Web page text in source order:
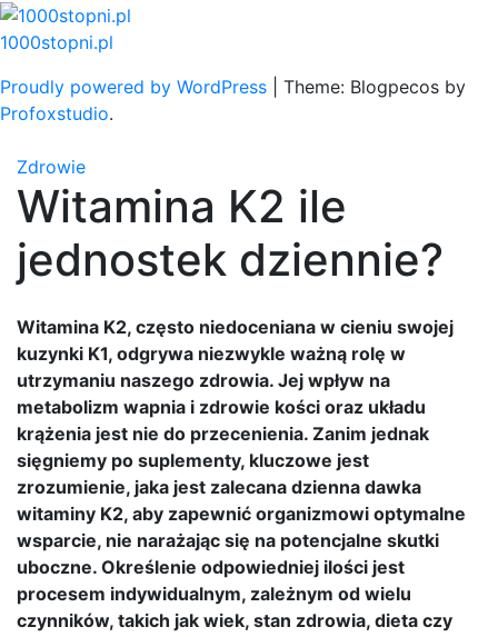
Skip
to
1000stopni.pl
Proudly powered by WordPress
Theme: Blogpecos by
Profoxstudio.
Zdrowie
Witamina K2 ile
jednostek dziennie?
Witamina K2, często niedoceniana w cieniu swojej
kuzynki K1, odgrywa niezwykle ważną rolę w
utrzymaniu naszego zdrowia. Jej wpływ na
metabolizm wapnia i zdrowie kości oraz układu
krążenia jest nie do przecenienia. Zanim jednak
sięgniemy po suplementy, kluczowe jest
zrozumienie, jaka jest zalecana dzienna dawka
witaminy K2, aby zapewnić organizmowi optymalne
wsparcie, nie narażając się na potencjalne skutki
uboczne. Określenie odpowiedniej ilości jest
procesem indywidualnym, zależnym od wielu
czynników, takich jak wiek, stan zdrowia, dieta czy